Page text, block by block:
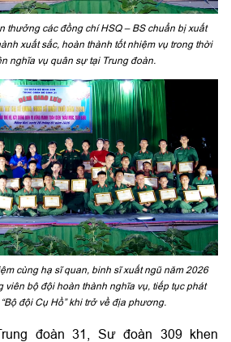
thưởng các đồng chí HSQ – BS chuẩn bị xuất
xuất sắc, hoàn thành tốt nhiệm vụ trong thời
nghĩa vụ quân sự tại Trung đoàn.
cùng hạ sĩ quan, binh sĩ xuất ngũ năm 2026
viên bộ đội hoàn thành nghĩa vụ, tiếp tục phát
đội Cụ Hồ” khi trở về địa phương.
đoàn 31, Sư đoàn 309 khen